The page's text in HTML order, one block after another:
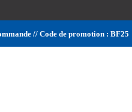
// Code de promotion : BF25